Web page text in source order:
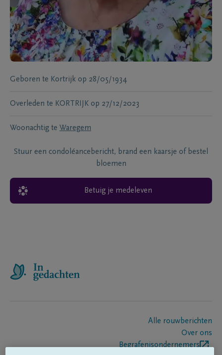
Geboren te Kortrijk op 28/05/1934
Overleden te KORTRIJK op 27/12/2023
Woonachtig te Waregem
Stuur een condoléancebericht, brand een kaarsje of bestel
bloemen
Betuig je medeleven
Alle rouwberichten
Over ons
Begrafenisondernemers